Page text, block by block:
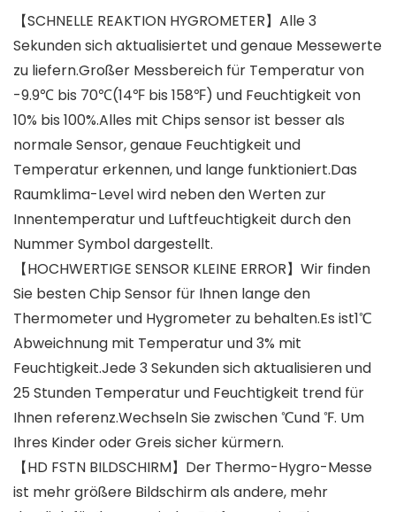
【SCHNELLE REAKTION HYGROMETER】Alle 3
Sekunden sich aktualisiertet und genaue Messewerte
zu liefern.Großer Messbereich für Temperatur von
-9.9℃ bis 70℃(14℉ bis 158℉) und Feuchtigkeit von
10% bis 100%.Alles mit Chips sensor ist besser als
normale Sensor, genaue Feuchtigkeit und
Temperatur erkennen, und lange funktioniert.Das
Raumklima-Level wird neben den Werten zur
Innentemperatur und Luftfeuchtigkeit durch den
Nummer Symbol dargestellt.
【HOCHWERTIGE SENSOR KLEINE ERROR】Wir finden
Sie besten Chip Sensor für Ihnen lange den
Thermometer und Hygrometer zu behalten.Es ist1℃
Abweichnung mit Temperatur und 3% mit
Feuchtigkeit.Jede 3 Sekunden sich aktualisieren und
25 Stunden Temperatur und Feuchtigkeit trend für
Ihnen referenz.Wechseln Sie zwischen ℃und ℉. Um
Ihres Kinder oder Greis sicher kürmern.
【HD FSTN BILDSCHIRM】Der Thermo-Hygro-Messe
ist mehr größere Bildschirm als andere, mehr